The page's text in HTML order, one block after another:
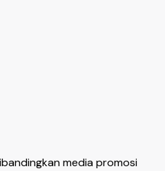
media promosi